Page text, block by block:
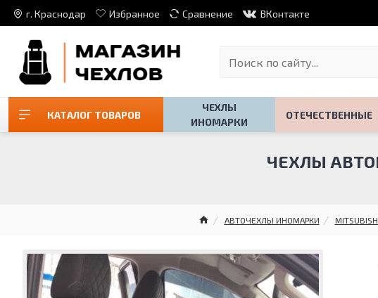
г. Краснодар Избранное Сравнение ВКонтакте
КАТАЛОГ ТОВАРОВ
ЧЕХЛЫ
ИНОМАРКИ
ОТЕЧЕСТВЕННЫЕ
АВТОЧЕХЛЫ ИНОМАРКИ
ЧЕХЛЫ